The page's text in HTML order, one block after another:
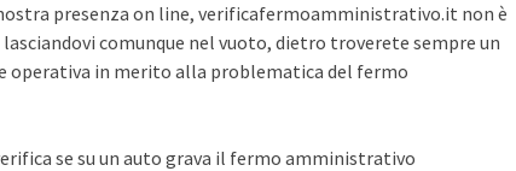
presenza on line, verificafermoamministrativo.it non è
comunque nel vuoto, dietro troverete sempre un
operativa in merito alla problematica del fermo
se su un auto grava il fermo amministrativo